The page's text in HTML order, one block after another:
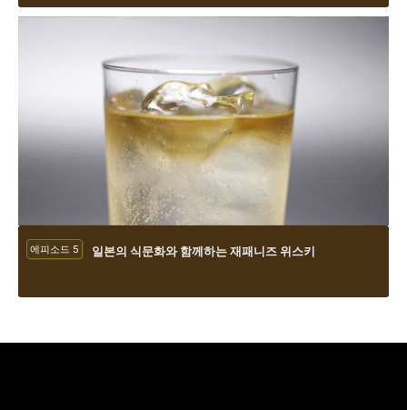
에피소드 5 일본의 식문화와 함께하는 재패니즈 위스키